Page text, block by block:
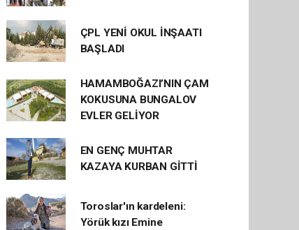
ÇPL YENİ OKUL İNŞAATI
BAŞLADI
HAMAMBOĞAZI’NIN ÇAM
KOKUSUNA BUNGALOV
EVLER GELİYOR
EN GENÇ MUHTAR
KAZAYA KURBAN GİTTİ
Toroslar'ın kardeleni:
Yörük kızı Emine